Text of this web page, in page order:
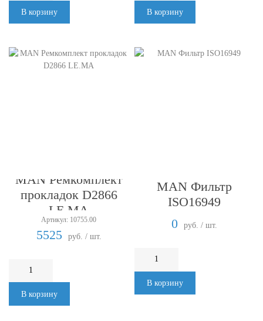
В корзину В корзину
MAN Ремкомплект
прокладок D2866
LE.MA
Артикул: 10755.00
5525 руб. / шт.
В корзину
MAN Фильтр
ISO16949
0
руб. / шт.
В корзину